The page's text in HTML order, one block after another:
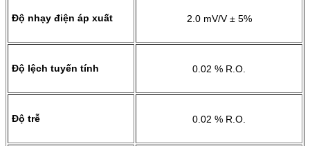
Độ nhạy điện áp xuất 2.0 mV/V ± 5%
Độ lệch tuyến tính 0.02 % R.O.
Độ trễ 0.02 % R.O.